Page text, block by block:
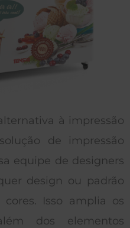
à impressão
de impressão
equipe de designers
design ou padrão
Isso amplia os
dos elementos